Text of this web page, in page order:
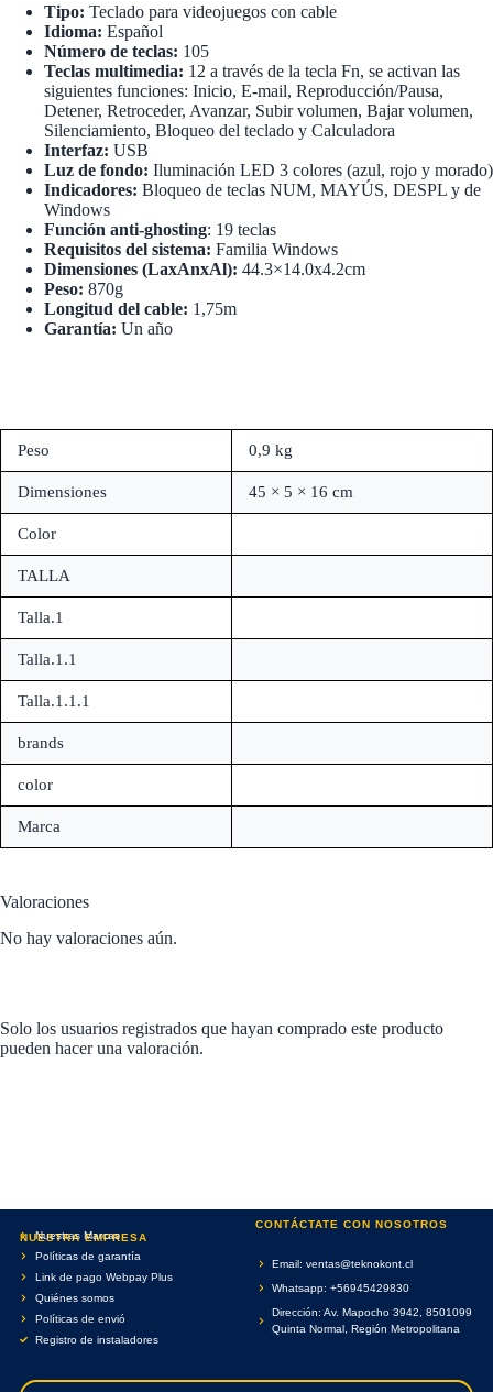
Tipo: Teclado para videojuegos con cable
Idioma: Español
Número de teclas: 105
Teclas multimedia: 12 a través de la tecla Fn, se activan las
siguientes funciones: Inicio, E-mail, Reproducción/Pausa,
Detener, Retroceder, Avanzar, Subir volumen, Bajar volumen,
Silenciamiento, Bloqueo del teclado y Calculadora
Interfaz: USB
Luz de fondo: Iluminación LED 3 colores (azul, rojo y morado)
Indicadores: Bloqueo de teclas NUM, MAYÚS, DESPL y de
Windows
Función anti-ghosting: 19 teclas
Requisitos del sistema: Familia Windows
Dimensiones (LaxAnxAl): 44.3×14.0x4.2cm
Peso: 870g
Longitud del cable: 1,75m
Garantía: Un año
Peso 0,9 kg
Dimensiones 45 × 5 × 16 cm
Color
TALLA
Talla.1
Talla.1.1
Talla.1.1.1
brands
color
Marca
Valoraciones
No hay valoraciones aún.
Solo los usuarios registrados que hayan comprado este producto
pueden hacer una valoración.
NUESTRA EMPRESA
Nuestras Marcas
Políticas de garantía
Link de pago Webpay Plus
Quiénes somos
Políticas de envió
Registro de instaladores
CONTÁCTATE CON NOSOTROS
Email: ventas@teknokont.cl
Whatsapp: +56945429830
Dirección: Av. Mapocho 3942, 8501099
Quinta Normal, Región Metropolitana